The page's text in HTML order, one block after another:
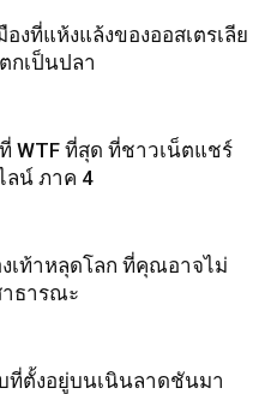
งที่แห้งแล้งของออสเตรเลีย
กเป็นปลา
WTF ที่สุด ที่ชาวเน็ตแชร์
ลน์ ภาค 4
งเท้าหลุดโลก ที่คุณอาจไม่
าธารณะ
ที่ตั้งอยู่บนเนินลาดชันมา